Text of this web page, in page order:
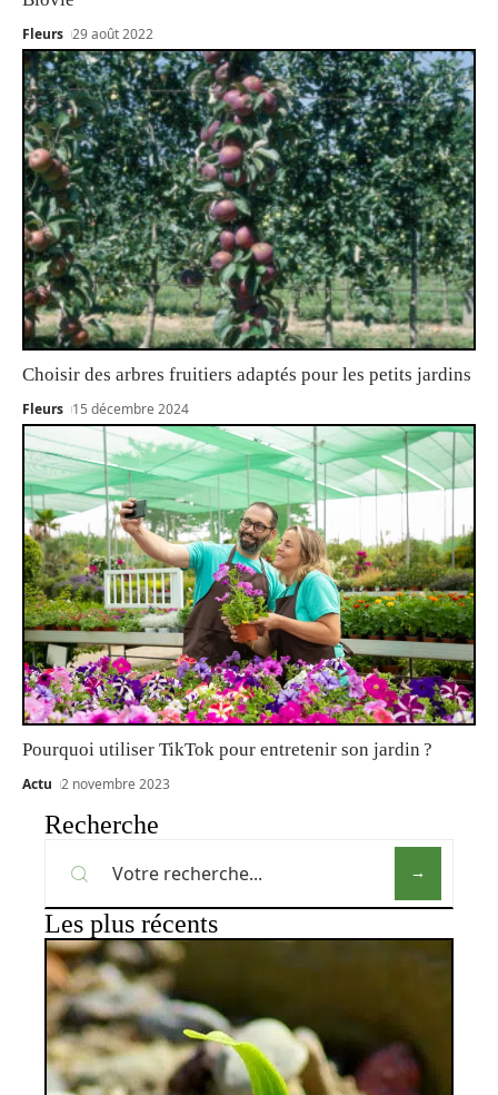
Fleurs 29 août 2022
Choisir des arbres fruitiers adaptés pour les petits jardins
Fleurs 15 décembre 2024
Pourquoi utiliser TikTok pour entretenir son jardin ?
Actu 2 novembre 2023
Recherche
Les plus récents